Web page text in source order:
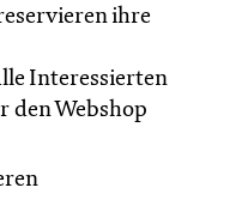
ihre
Interessierten
den Webshop